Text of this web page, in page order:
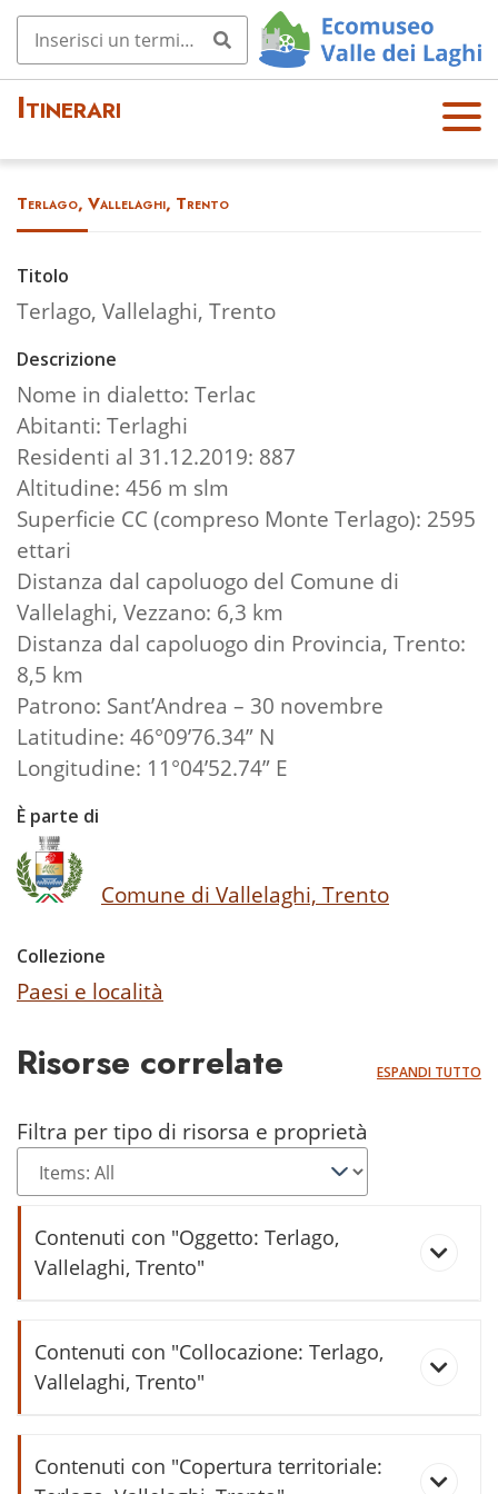
Itinerari
OPE
N
Terlago, Vallelaghi, Trento
Titolo
Terlago, Vallelaghi, Trento
Descrizione
Nome in dialetto: Terlac
Abitanti: Terlaghi
Residenti al 31.12.2019: 887
Altitudine: 456 m slm
Superficie CC (compreso Monte Terlago): 2595
ettari
Distanza dal capoluogo del Comune di
Vallelaghi, Vezzano: 6,3 km
Distanza dal capoluogo din Provincia, Trento:
8,5 km
Patrono: Sant’Andrea – 30 novembre
Latitudine: 46°09’76.34” N
Longitudine: 11°04’52.74” E
È parte di
Comune di Vallelaghi, Trento
Collezione
Paesi e località
Risorse correlate ESPANDI TUTTO
Filtra per tipo di risorsa e proprietà
Contenuti con "Oggetto: Terlago,
Vallelaghi, Trento"
Contenuti con "Collocazione: Terlago,
Vallelaghi, Trento"
Contenuti con "Copertura territoriale: